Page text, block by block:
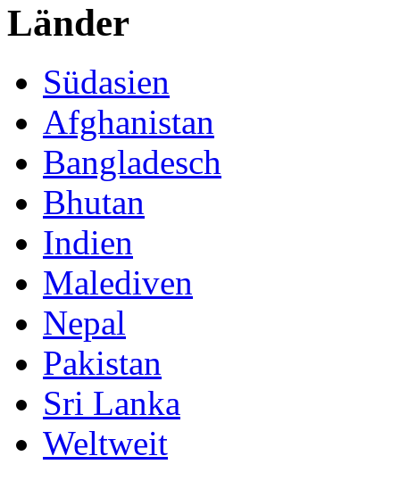
Länder
Südasien
Afghanistan
Bangladesch
Bhutan
Indien
Malediven
Nepal
Pakistan
Sri Lanka
Weltweit